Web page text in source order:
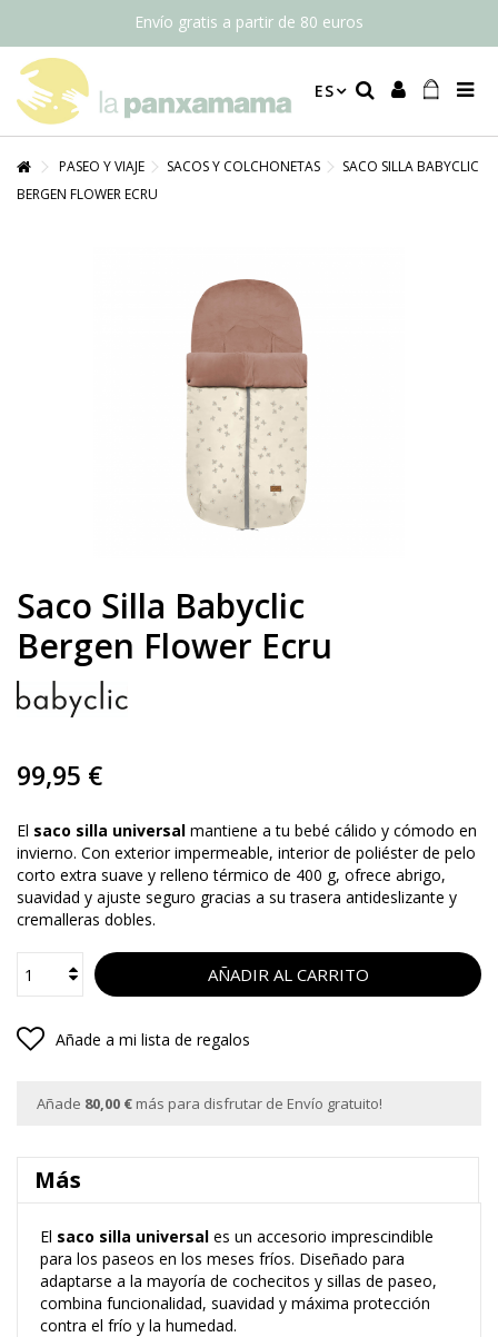
Envío gratis a partir de 80 euros
ES
PASEO Y VIAJE SACOS Y COLCHONETAS
SACO SILLA BABYCLIC
BERGEN FLOWER ECRU
Saco Silla Babyclic
Bergen Flower Ecru
99,95 €
El saco silla universal mantiene a tu bebé cálido y cómodo en
invierno. Con exterior impermeable, interior de poliéster de pelo
corto extra suave y relleno térmico de 400 g, ofrece abrigo,
suavidad y ajuste seguro gracias a su trasera antideslizante y
cremalleras dobles.
AÑADIR AL CARRITO
Añade a mi lista de regalos
Añade 80,00 € más para disfrutar de Envío gratuito!
Más
El saco silla universal es un accesorio imprescindible
para los paseos en los meses fríos. Diseñado para
adaptarse a la mayoría de cochecitos y sillas de paseo,
combina funcionalidad, suavidad y máxima protección
contra el frío y la humedad.